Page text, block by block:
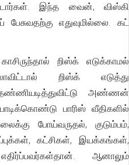
இந்த வைன், விஸ்கி
பேசுவதற்கு எதுவுமில்லை. கட்
றிஸ்க் எடுக்காமல்
றிஸ்க் எடுத்து
தண்ணியடித்துவிட்டு அண்ணன்
பாரிஸ் வீதிகளில்
போய்வருதல், குடும்பம்,
கட்சிகள், இயக்கங்கள்,
ஆனாலும்